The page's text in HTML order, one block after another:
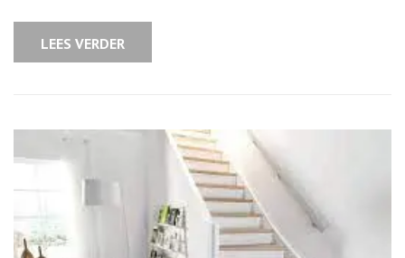
LEES VERDER